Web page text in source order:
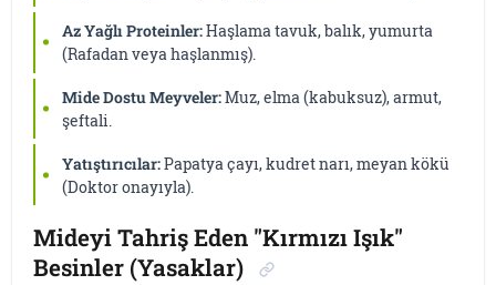
Az Yağlı Proteinler:Haşlama tavuk, balık, yumurta
(Rafadan veya haşlanmış).
Mide Dostu Meyveler:Muz, elma (kabuksuz), armut,
şeftali.
Yatıştırıcılar:Papatya çayı, kudret narı, meyan kökü
(Doktor onayıyla).
Mideyi Tahriş Eden "Kırmızı Işık"
Besinler (Yasaklar)